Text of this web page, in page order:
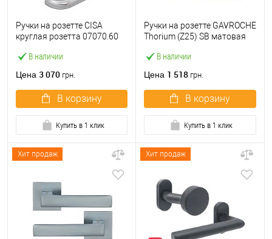
В наличии
Ручки на розетте CISA
круглая розетта 07070.60
Цена 3 070 грн.
В корзину
Купить в 1 клик
В наличии
Ручки на розетте GAVROCHE
Thorium (Z25) SB матовая
Цена 1 518 грн.
В корзину
Купить в 1 клик
Хит продаж Хит продаж